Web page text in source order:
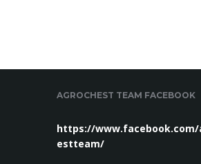
AGROCHEST TEAM FACEBOOK
https://www.facebook.com/
estteam/